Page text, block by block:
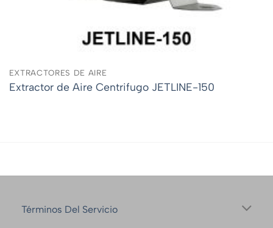
EXTRACTORES DE AIRE
Extractor de Aire Centrifugo JETLINE-150
Términos Del Servicio